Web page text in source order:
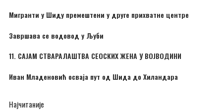
Мигранти у Шиду премештени у друге прихватне центре
Завршава се водовод у Љуби
11. САЈАМ СТВАРАЛАШТВА СЕОСКИХ ЖЕНА У ВОЈВОДИНИ
Иван Младеновић осваја пут од Шида до Хиландара
Најчитаније